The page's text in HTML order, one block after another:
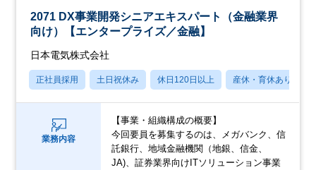
2071 DX事業開発シニアエキスパート（金融業界
向け）【エンタープライズ／金融】
日本電気株式会社
正社員採用 土日祝休み 休日120日以上 産休・育休あり
業務内容
【事業・組織構成の概要】
今回要員を募集するのは、メガバンク、信
託銀行、地域金融機関（地銀、信金、
JA)、証券業界向けITソリューション事業